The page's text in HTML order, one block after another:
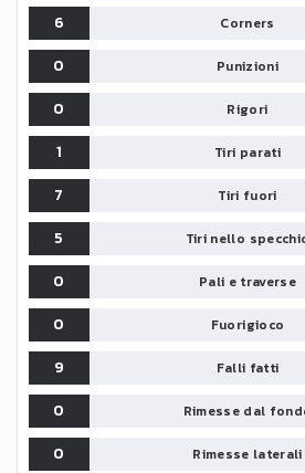
6 Corners
0
Punizioni
0
Rigori
1
Tiri parati
7
Tiri fuori
5
Tiri nello
0
Pali e traverse
0
Fuorigioco
9
Falli fatti
0
Rimesse dal
0
Rimesse laterali